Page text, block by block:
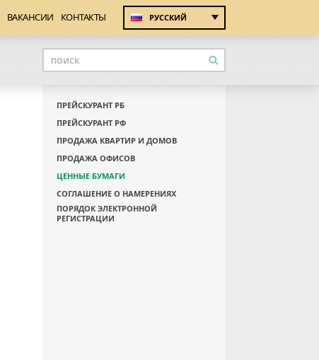
ВАКАНСИИ КОНТАКТЫ РУССКИЙ
ПРЕЙСКУРАНТ РБ
ПРЕЙСКУРАНТ РФ
ПРОДАЖА КВАРТИР И ДОМОВ
ПРОДАЖА ОФИСОВ
ЦЕННЫЕ БУМАГИ
СОГЛАШЕНИЕ О НАМЕРЕНИЯХ
ПОРЯДОК ЭЛЕКТРОННОЙ
РЕГИСТРАЦИИ